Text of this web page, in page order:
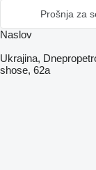
Prošnja za
Naslov
Ukrajina,
shose, 62a